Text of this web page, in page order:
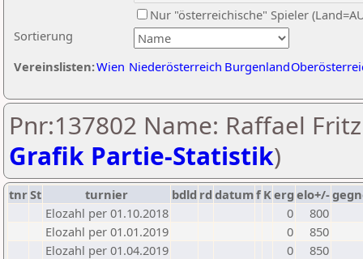
Sortierung
Nur "österreichische" Spieler
Vereinslisten:Wien Niederösterreich Burgenland
Pnr:137802 Name: Raffael
Grafik Partie-Statistik)
tnrSt turnier bdld rd datumf Kerg elo+/-
Elozahl per 01.10.2018
0
800
Elozahl per 01.01.2019
0
850
Elozahl per 01.04.2019
0
850